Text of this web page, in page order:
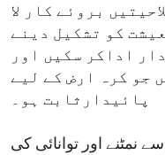
بروئے کار لا
کو تشکیل دینے
اداکر سکیں اور
جو کرہ ارض کے لیے
پائیدارثابت ہو۔
نمٹنے اور توانائی کی